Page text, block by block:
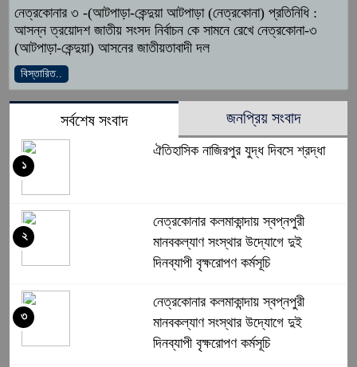
নেত্রকোনার ৩ -(আটপাড়া-কেন্দুয়া আটপাড়া (নেত্রকোনা) প্রতিনিধি :
আসন্ন ত্রয়োদশ জাতীয় সংসদ নির্বাচন কে সামনে রেখে নেত্রকোনা-৩
(আটপাড়া-কেন্দুয়া) আসনের জাতীয়তাবাদী দল
বিস্তারিত..
সর্বশেষ সংবাদ জনপ্রিয় সংবাদ
ঐতিহাসিক নাজিরপুর যুদ্ধ দিবসে শ্রদ্ধা
১
নেত্রকোনার কলমাকান্দায় স্বপ্নপুরী
মানবকল্যাণ সংস্থার উদ্যোগে দুই
দিনব্যাপী বৃক্ষরোপণ কর্মসূচি
২
নেত্রকোনার কলমাকান্দায় স্বপ্নপুরী
মানবকল্যাণ সংস্থার উদ্যোগে দুই
দিনব্যাপী বৃক্ষরোপণ কর্মসূচি
৩